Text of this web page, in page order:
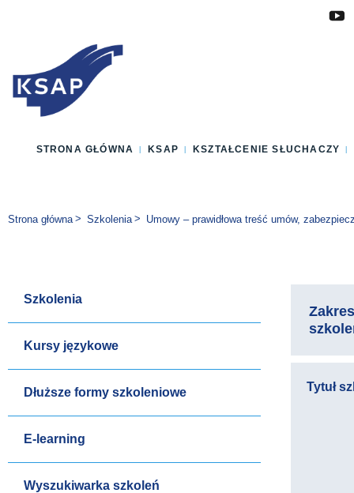
STRONA GŁÓWNA KSAP KSZTAŁCENIE SŁUCHACZY
Jesteś tutaj:
Strona główna Szkolenia Umowy – prawidłowa treść umów,
Szkolenia
Kursy językowe
Dłuższe formy szkoleniowe
E-learning
Wyszukiwarka szkoleń
Zakres
Tytuł